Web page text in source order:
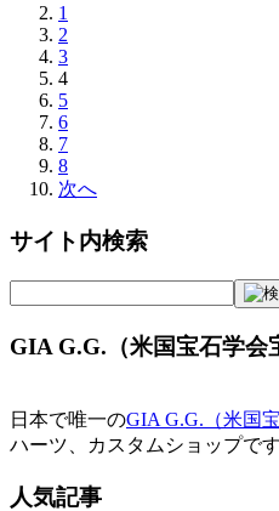
1
2
3
4
5
6
7
8
次へ
サイト内検索
GIA G.G.（米国宝石学会
日本で唯一のGIA G.G.（米国
ハーツ、カスタムショップです
人気記事